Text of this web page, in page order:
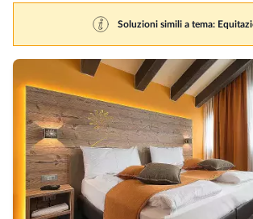
Soluzioni simili a tema: